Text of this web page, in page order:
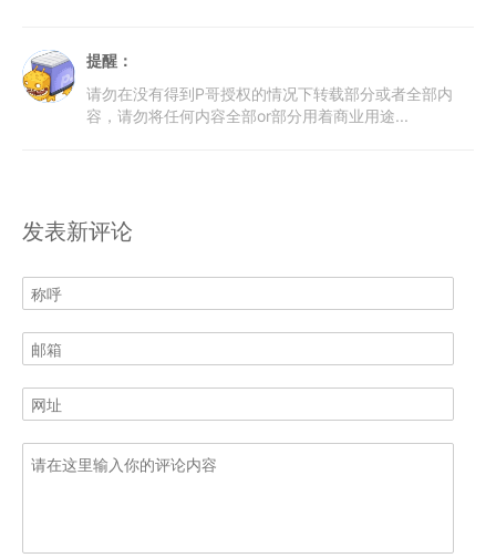
提醒：
请勿在没有得到P哥授权的情况下转载部分或者全部内
容，请勿将任何内容全部or部分用着商业用途...
发表新评论